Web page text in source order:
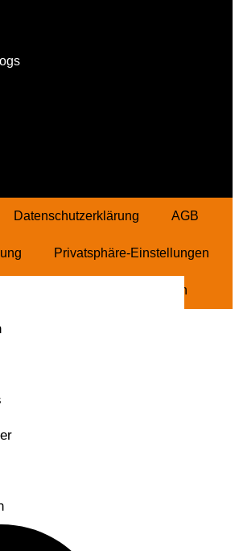
Datenschutzerklärung AGB
Privatsphäre-Einstellungen
Vertrag widerrufen